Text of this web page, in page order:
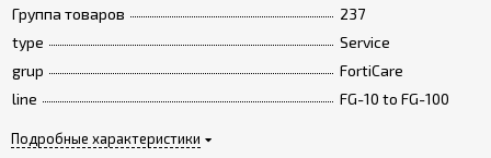
Группа товаров
237
type
Service
grup
FortiCare
line
FG-10 to FG-100
Подробные характеристики